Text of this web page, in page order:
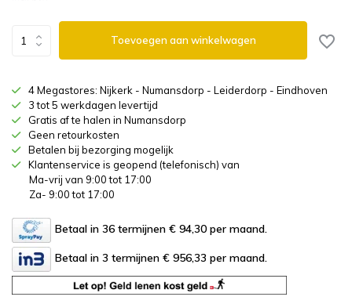
Toevoegen aan winkelwagen
4 Megastores: Nijkerk - Numansdorp - Leiderdorp - Eindhoven
3 tot 5 werkdagen levertijd
Gratis af te halen in Numansdorp
Geen retourkosten
Betalen bij bezorging mogelijk
Klantenservice is geopend (telefonisch) van
Ma-vrij van 9:00 tot 17:00
Za- 9:00 tot 17:00
Betaal in 36 termijnen € 94,30 per maand.
Betaal in 3 termijnen € 956,33 per maand.